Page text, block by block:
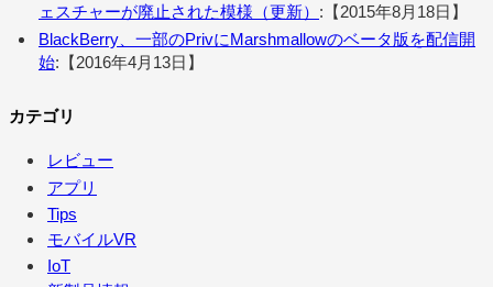
ェスチャーが廃止された模様（更新） :【2015年8月18日】
BlackBerry、一部のPrivにMarshmallowのベータ版を配信開
始:【2016年4月13日】
カテゴリ
レビュー
アプリ
Tips
モバイルVR
IoT